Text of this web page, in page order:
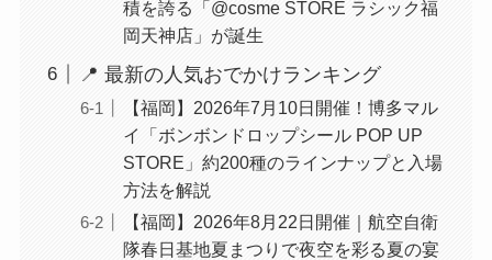
積を誇る「@cosme STORE ラシック福
岡天神店」が誕生
📍 最新の人気おでかけランキング
【福岡】2026年7月10日開催！博多マル
イ「ボンボンドロップシール POP UP
STORE」約200種のラインナップと入場
方法を解説
【福岡】2026年8月22日開催｜航空自衛
隊春日基地夏まつりで夜空を彩る夏の宴